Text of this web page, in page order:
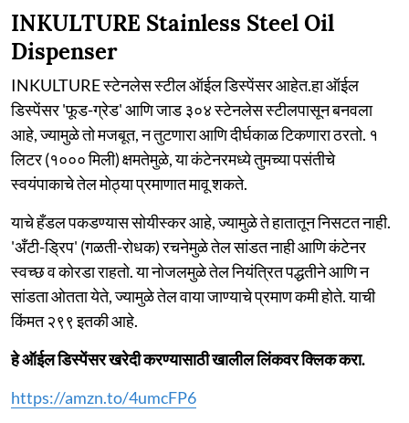
INKULTURE Stainless Steel Oil
Dispenser
INKULTURE स्टेनलेस स्टील ऑईल डिस्पेंसर आहेत.हा ऑईल
डिस्पेंसर 'फूड-ग्रेड' आणि जाड ३०४ स्टेनलेस स्टीलपासून बनवला
आहे, ज्यामुळे तो मजबूत, न तुटणारा आणि दीर्घकाळ टिकणारा ठरतो. १
लिटर (१००० मिली) क्षमतेमुळे, या कंटेनरमध्ये तुमच्या पसंतीचे
स्वयंपाकाचे तेल मोठ्या प्रमाणात मावू शकते.
याचे हँडल पकडण्यास सोयीस्कर आहे, ज्यामुळे ते हातातून निसटत नाही.
'अँटी-ड्रिप' (गळती-रोधक) रचनेमुळे तेल सांडत नाही आणि कंटेनर
स्वच्छ व कोरडा राहतो. या नोजलमुळे तेल नियंत्रित पद्धतीने आणि न
सांडता ओतता येते, ज्यामुळे तेल वाया जाण्याचे प्रमाण कमी होते. याची
किंमत २९९ इतकी आहे.
हे ऑईल डिस्पेंसर खरेदी करण्यासाठी खालील लिंकवर क्लिक करा.
https://amzn.to/4umcFP6